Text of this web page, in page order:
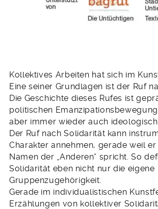
Kollektives Arbeiten hat sich im
Eine seiner Grundlagen ist der Ruf
Die Geschichte dieses Rufes ist
politischen
aber immer wieder auch
Der Ruf nach Solidarität kann
Charakter annehmen, gerade weil
Namen der „Anderen“ spricht. So
Solidarität eben nicht nur die eigene
Gruppenzugehörigkeit.
Gerade im individualistischen
Erzählungen von kollektiver